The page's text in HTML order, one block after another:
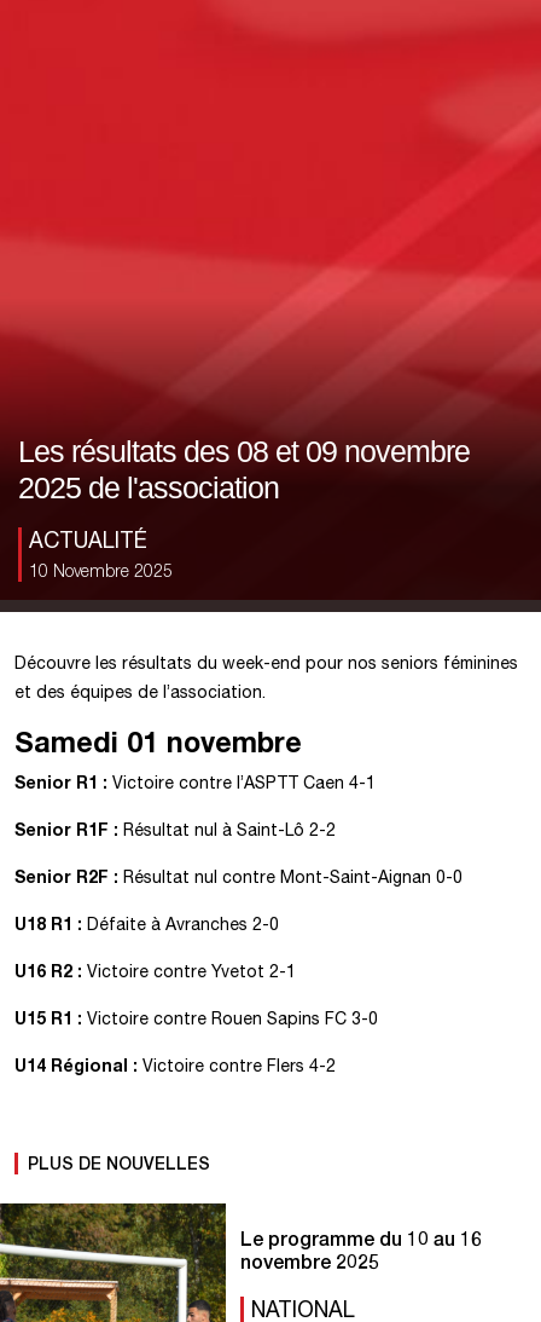
Les résultats des 08 et 09 novembre
2025 de l'association
ACTUALITÉ
10 Novembre 2025
Découvre les résultats du week-end pour nos seniors féminines
et des équipes de l’association.
Samedi 01 novembre
Senior R1 : Victoire contre l’ASPTT Caen 4-1
Senior R1F : Résultat nul à Saint-Lô 2-2
Senior R2F : Résultat nul contre Mont-Saint-Aignan 0-0
U18 R1 : Défaite à Avranches 2-0
U16 R2 : Victoire contre Yvetot 2-1
U15 R1 : Victoire contre Rouen Sapins FC 3-0
U14 Régional : Victoire contre Flers 4-2
PLUS DE NOUVELLES
Le programme du 10 au 16
novembre 2025
NATIONAL